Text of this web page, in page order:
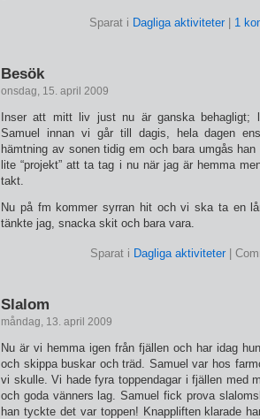
Sparat i Dagliga aktiviteter| 1
Besök
onsdag, 15. april 2009
Inser att mitt liv just nu är ganska behagligt;
Samuel innan vi går till dagis, hela dagen
hämtning av sonen tidig em och bara umgås
lite “projekt” att ta tag i nu när jag är hemma
takt.
Nu på fm kommer syrran hit och vi ska ta en
tänkte jag, snacka skit och bara vara.
Sparat i Dagliga aktiviteter|
Slalom
måndag, 13. april 2009
Nu är vi hemma igen från fjällen och har idag
och skippa buskar och träd. Samuel var hos
vi skulle. Vi hade fyra toppendagar i fjällen med
och goda vänners lag. Samuel fick prova
han tyckte det var toppen! Knappliften klarade